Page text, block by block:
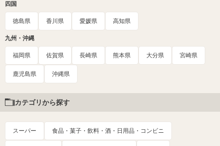
四国
徳島県 香川県 愛媛県 高知県
九州・沖縄
福岡県 佐賀県 長崎県 熊本県 大分県 宮崎県
鹿児島県 沖縄県
カテゴリから探す
スーパー 食品・菓子・飲料・酒・日用品・コンビニ